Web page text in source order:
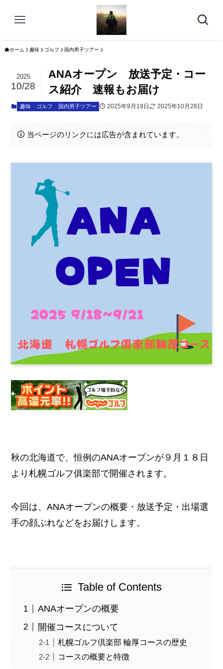
ホーム 趣味 ゴルフ 国内男子ツアー
ANAオープン 放送予定・コー
ス紹介 速報もお届け
2025
10/28
趣味 ゴルフ 国内男子ツアー 2025年9月19日 2025年10月28日
当ページのリンクには広告が含まれています。
秋の北海道で、恒例のANAオープンが９月１８日
より札幌ゴルフ俱楽部で開催されます。
今回は、ANAオープンの概要・放送予定・出場選
手の顔ぶれなどをお届けします。
Table of Contents
ANAオープンの概要
開催コースについて
札幌ゴルフ倶楽部 輪厚コースの歴史
コースの概要と特徴